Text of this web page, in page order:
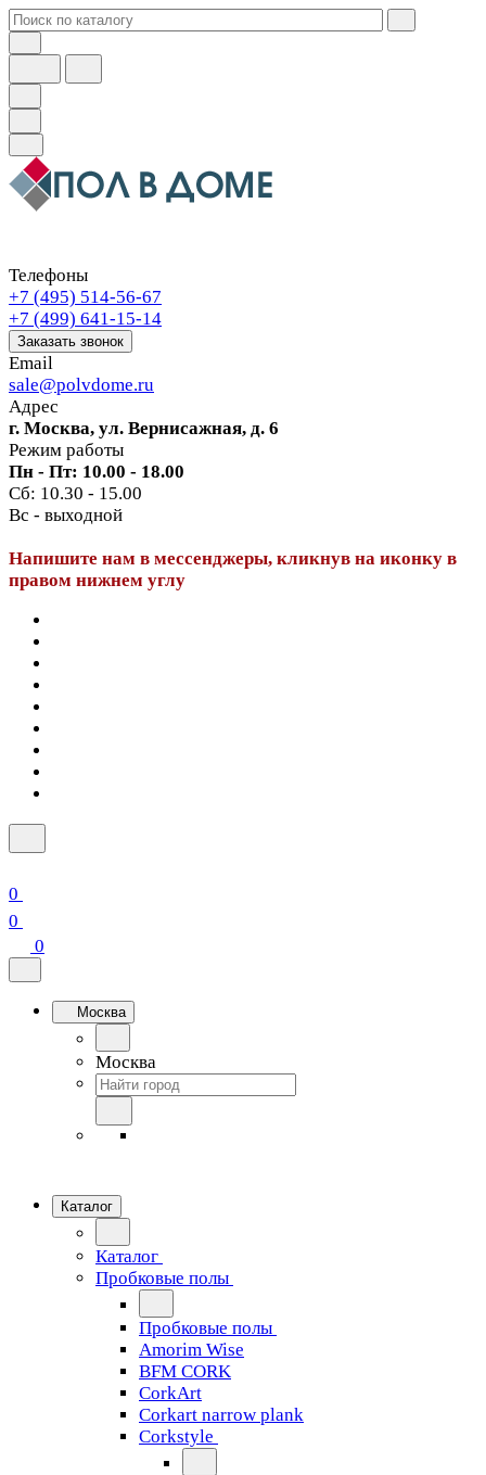
Телефоны
+7 (495) 514-56-67
+7 (499) 641-15-14
Заказать звонок
Email
sale@polvdome.ru
Адрес
г. Москва, ул. Вернисажная, д. 6
Режим работы
Пн - Пт: 10.00 - 18.00
Сб: 10.30 - 15.00
Вс - выходной
Напишите нам в мессенджеры, кликнув на иконку в
правом нижнем углу
0
0
0
Москва
Москва
Каталог
Каталог
Пробковые полы
Пробковые полы
Amorim Wise
BFM CORK
CorkArt
Corkart narrow plank
Corkstyle